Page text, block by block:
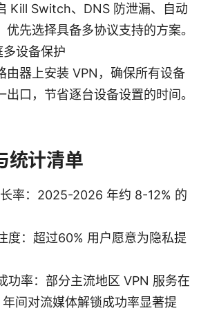
Kill Switch、DNS 防泄漏、自动
优先选择具备多协议支持的方案。
设备保护
由器上安装 VPN，确保所有设备
出口，节省逐台设备设置的时间。
统计清单
率：2025-2026 年约 8-12% 的
度：超过60% 用户愿意为隐私提
功率：部分主流地区 VPN 服务在
间对流媒体解锁成功率显著提